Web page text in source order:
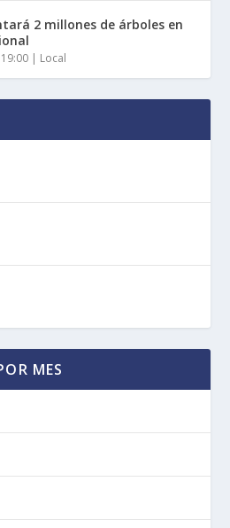
2 millones de árboles en
| Local
MES